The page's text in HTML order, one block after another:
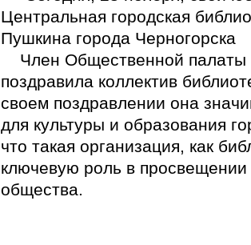
Центральная городская
Пушкина города Черногорска
Член Общественной палаты
поздравила коллектив
своем поздравлении она
для культуры и образования
что такая организация, как
ключевую роль в просвещении
общества.